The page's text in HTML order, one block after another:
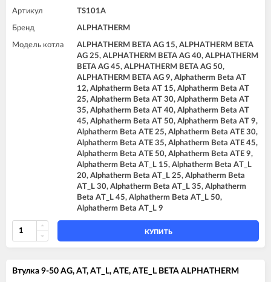
Артикул TS101A
Бренд ALPHATHERM
Модель котла
ALPHATHERM BETA AG 15, ALPHATHERM BETA
AG 25, ALPHATHERM BETA AG 40, ALPHATHERM
BETA AG 45, ALPHATHERM BETA AG 50,
ALPHATHERM BETA AG 9, Alphatherm Beta AT
12, Alphatherm Beta AT 15, Alphatherm Beta AT
25, Alphatherm Beta AT 30, Alphatherm Beta AT
35, Alphatherm Beta AT 40, Alphatherm Beta AT
45, Alphatherm Beta AT 50, Alphatherm Beta AT 9,
Alphatherm Beta ATE 25, Alphatherm Beta ATE 30,
Alphatherm Beta ATE 35, Alphatherm Beta ATE 45,
Alphatherm Beta ATE 50, Alphatherm Beta ATE 9,
Alphatherm Beta AT_L 15, Alphatherm Beta AT_L
20, Alphatherm Beta AT_L 25, Alphatherm Beta
AT_L 30, Alphatherm Beta AT_L 35, Alphatherm
Beta AT_L 45, Alphatherm Beta AT_L 50,
Alphatherm Beta AT_L 9
КУПИТЬ
Втулка 9-50 AG, AT, AT_L, ATE, ATE_L BETA ALPHATHERM